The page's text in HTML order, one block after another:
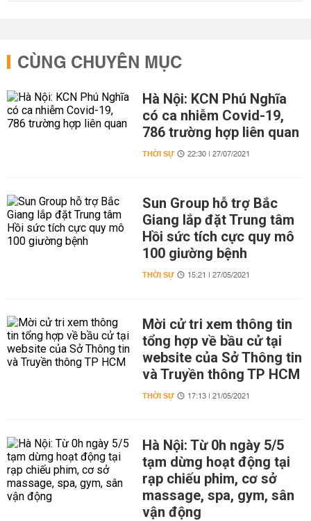
CÙNG CHUYÊN MỤC
Hà Nội: KCN Phú Nghĩa
có ca nhiễm Covid-19,
786 trường hợp liên quan
THỜI SỰ 22:30 | 27/07/2021
Sun Group hỗ trợ Bắc
Giang lắp đặt Trung tâm
Hồi sức tích cực quy mô
100 giường bệnh
THỜI SỰ 15:21 | 27/05/2021
Mời cử tri xem thông tin
tổng hợp về bầu cử tại
website của Sở Thông tin
và Truyền thông TP HCM
THỜI SỰ 17:13 | 21/05/2021
Hà Nội: Từ 0h ngày 5/5
tạm dừng hoạt động tại
rạp chiếu phim, cơ sở
massage, spa, gym, sân
vận động